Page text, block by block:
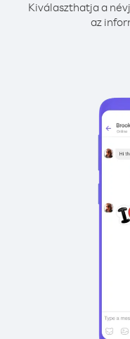
Kiválaszthatja a
az